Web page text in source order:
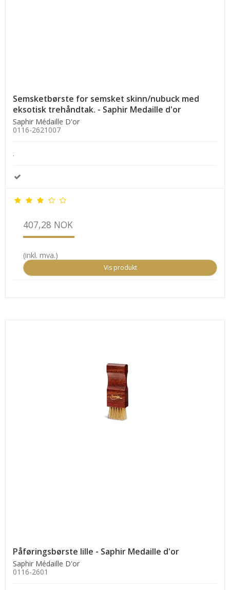
Semsketbørste for semsket skinn/nubuck med
eksotisk trehåndtak. - Saphir Medaille d'or
Saphir Médaille D'or
0116-2621007
.
407,28 NOK
(inkl. mva.)
Vis produkt
Påføringsbørste lille - Saphir Medaille d'or
Saphir Médaille D'or
0116-2601